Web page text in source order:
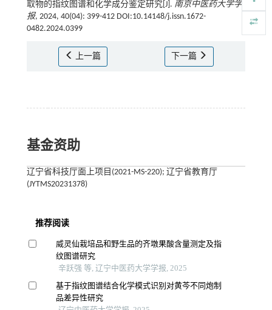
取物的指纹图谱和化学成分鉴定研究[J]. 南京中医药大学学
报, 2024, 40(04): 399-412 DOI:10.14148/j.issn.1672-
0482.2024.0399
上一篇 下一篇
基金资助
辽宁省科技厅面上项目(2021-MS-220); 辽宁省教育厅
(JYTMS20231378)